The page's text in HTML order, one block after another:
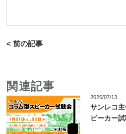
< 前の記事
関連記事
2026/07/13
サンレコ
ピーカー